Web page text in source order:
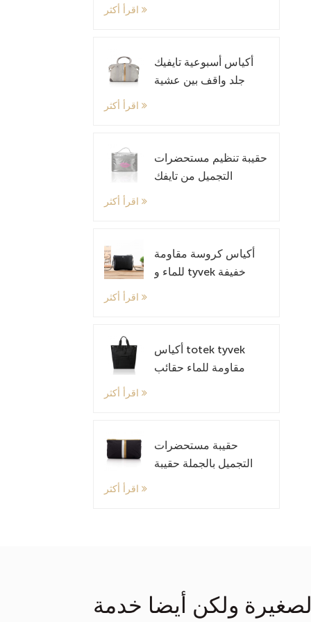
اقرأ أكثر
أكياس أسبوعية تايفيك
جلد واقف بين عشية
اقرأ أكثر
حقيبة تنظيم مستحضرات
التجميل من تايفك
اقرأ أكثر
أكياس كروسة مقاومة
للماء و tyvek خفيفة
اقرأ أكثر
أكياس totek tyvek
مقاومة للماء حقائب
اقرأ أكثر
حقيبة مستحضرات
التجميل بالجملة حقيبة
اقرأ أكثر
ولكن أيضا خدمة